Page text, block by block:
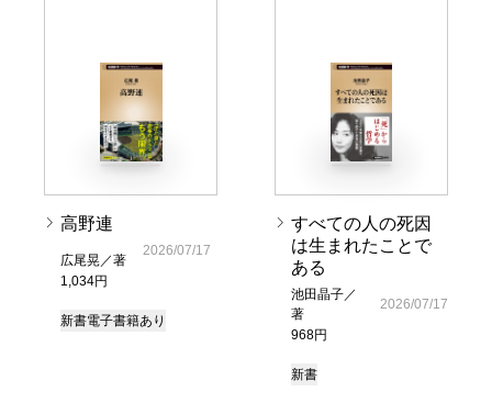
高野連
広尾晃／著
1,034円
2026/07/17
新書電子書籍あり
すべての人の死因
は生まれたことで
ある
池田晶子／
著
968円
2026/07/17
新書